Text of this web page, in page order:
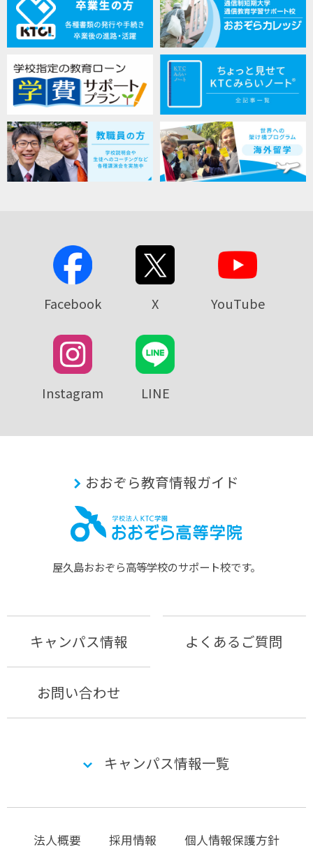
Facebook X YouTube
Instagram LINE
おおぞら教育情報ガイド
屋久島おおぞら⾼等学校のサポート校です。
キャンパス情報 よくあるご質問
お問い合わせ
キャンパス情報一覧
法人概要 採用情報 個人情報保護方針